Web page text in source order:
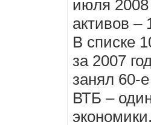
июля 2008
активов –
В списке
за 2007
занял 60-
ВТБ –